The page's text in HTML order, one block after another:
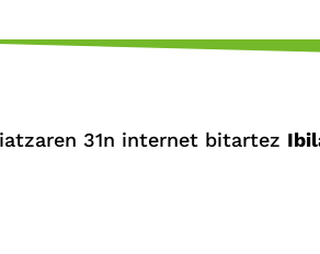
31n internet bitartez